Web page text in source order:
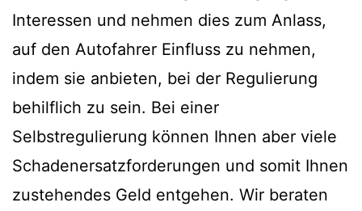
Interessen und nehmen dies zum Anlass,
auf den Autofahrer Einfluss zu nehmen,
indem sie anbieten, bei der Regulierung
behilflich zu sein. Bei einer
Selbstregulierung können Ihnen aber viele
Schadenersatzforderungen und somit Ihnen
zustehendes Geld entgehen. Wir beraten